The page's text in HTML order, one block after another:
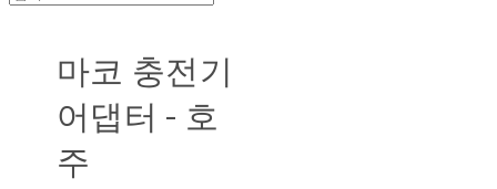
마코 충전기
어댑터 - 호
주